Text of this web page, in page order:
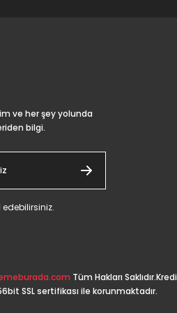
ve her şey yolunda
bilgi.
Tüm Hakları Saklıdır.Kredi
SSL sertifikası ile korunmaktadır.